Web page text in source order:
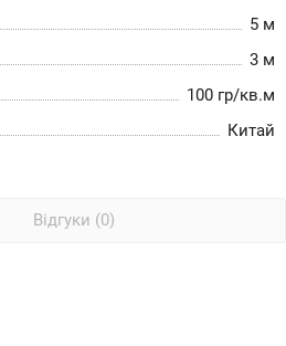
5 м
3 м
100 гр/кв.м
Китай
Відгуки (0)